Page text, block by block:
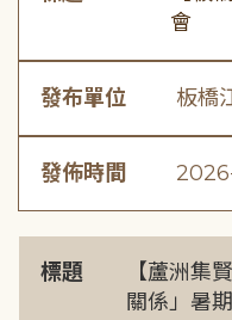
會
發布單位 板橋
發佈時間
標題
【蘆洲集
關係」暑